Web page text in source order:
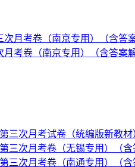
考卷（南京专用）（含答案解
三次月考试卷（统编版新教材
三次月考卷（无锡专用）（含
三次月考卷（南通专用）（含